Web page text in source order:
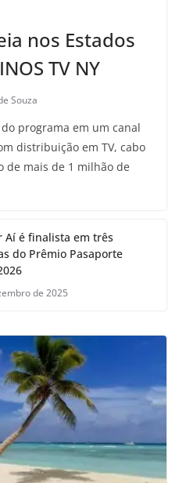
nos Estados
TV NY
Souza
programa em um canal
distribuição em TV, cabo
de mais de 1 milhão de
Aí é finalista em três
do Prêmio Pasaporte
de 2025